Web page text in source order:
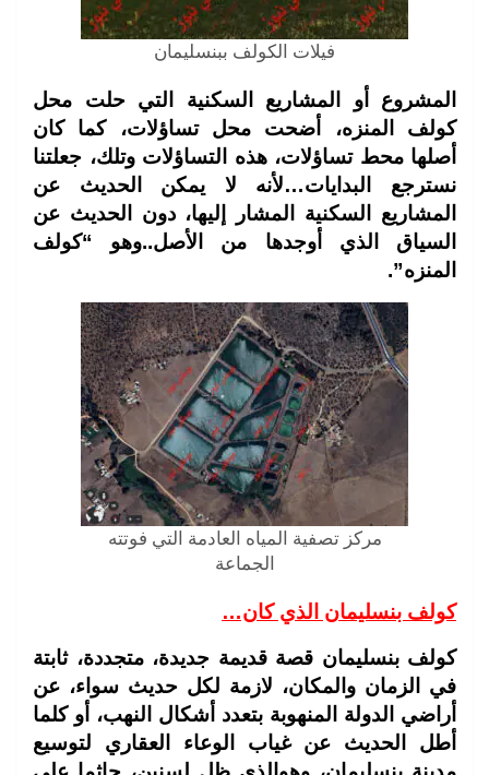
فيلات الكولف ببنسليمان
المشروع أو المشاريع السكنية التي حلت محل
كولف المنزه، أضحت محل تساؤلات، كما كان
أصلها محط تساؤلات، هذه التساؤلات وتلك، جعلتنا
نسترجع البدايات…لأنه لا يمكن الحديث عن
المشاريع السكنية المشار إليها، دون الحديث عن
السياق الذي أوجدها من الأصل..وهو “كولف
المنزه”.
مركز تصفية المياه العادمة التي فوتته
الجماعة
كولف بنسليمان الذي كان…
كولف بنسليمان قصة قديمة جديدة، متجددة، ثابتة
في الزمان والمكان، لازمة لكل حديث سواء، عن
أراضي الدولة المنهوبة بتعدد أشكال النهب، أو كلما
أطل الحديث عن غياب الوعاء العقاري لتوسيع